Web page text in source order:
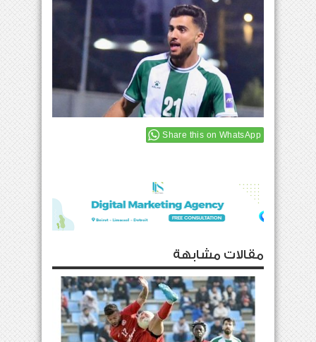
Share this on WhatsApp
مقالات مشابهة